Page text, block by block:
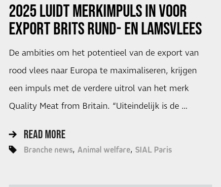
2025 LUIDT MERKIMPULS IN VOOR
EXPORT BRITS RUND- EN LAMSVLEES
De ambities om het potentieel van de export van
rood vlees naar Europa te maximaliseren, krijgen
een impuls met de verdere uitrol van het merk
Quality Meat from Britain. “Uiteindelijk is de …
READ MORE
Branche news Animal welfare SIAL Paris